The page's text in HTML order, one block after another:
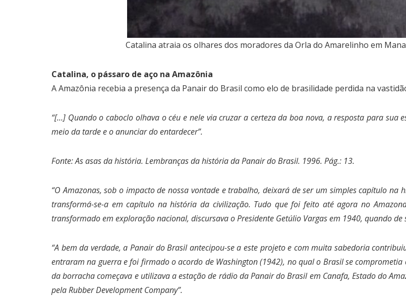
Catalina atraia os olhares dos moradores da Orla do Amarelinho em
Catalina, o pássaro de aço na Amazônia
A Amazônia recebia a presença da Panair do Brasil como elo de brasilidade perdida na
“[…] Quando o caboclo olhava o céu e nele via cruzar a certeza da boa nova, a resposta para
meio da tarde e o anunciar do entardecer”.
Fonte: As asas da história. Lembranças da história da Panair do Brasil. 1996. Pág.: 13.
“O Amazonas, sob o impacto de nossa vontade e trabalho, deixará de ser um simples capítulo
transformá-se-a em capítulo na história da civilização. Tudo que foi feito até agora no
transformado em exploração nacional, discursava o Presidente Getúlio Vargas em 1940, quando de
“A bem da verdade, a Panair do Brasil antecipou-se a este projeto e com muita sabedoria
entraram na guerra e foi firmado o acordo de Washington (1942), no qual o Brasil se
da borracha começava e utilizava a estação de rádio da Panair do Brasil em Canafa, Estado do
pela Rubber Development Company”.